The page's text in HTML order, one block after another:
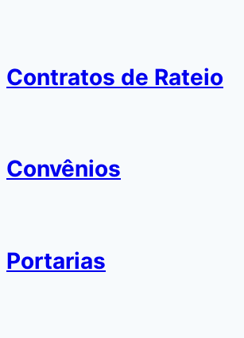
Contratos de Rateio
Convênios
Portarias